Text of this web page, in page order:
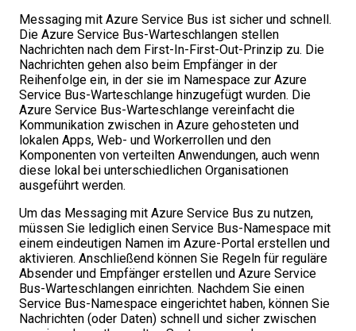
Messaging mit Azure Service Bus ist sicher und schnell.
Die Azure Service Bus-Warteschlangen stellen
Nachrichten nach dem First-In-First-Out-Prinzip zu. Die
Nachrichten gehen also beim Empfänger in der
Reihenfolge ein, in der sie im Namespace zur Azure
Service Bus-Warteschlange hinzugefügt wurden. Die
Azure Service Bus-Warteschlange vereinfacht die
Kommunikation zwischen in Azure gehosteten und
lokalen Apps, Web- und Workerrollen und den
Komponenten von verteilten Anwendungen, auch wenn
diese lokal bei unterschiedlichen Organisationen
ausgeführt werden.
Um das Messaging mit Azure Service Bus zu nutzen,
müssen Sie lediglich einen Service Bus-Namespace mit
einem eindeutigen Namen im Azure-Portal erstellen und
aktivieren. Anschließend können Sie Regeln für reguläre
Absender und Empfänger erstellen und Azure Service
Bus-Warteschlangen einrichten. Nachdem Sie einen
Service Bus-Namespace eingerichtet haben, können Sie
Nachrichten (oder Daten) schnell und sicher zwischen